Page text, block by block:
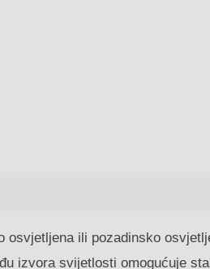
ili pozadinsko
izvora svijetlosti omogućuje